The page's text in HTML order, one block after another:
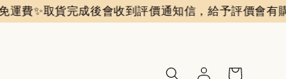
貨完成後會收到評價通知信，給予評價會有購物金回